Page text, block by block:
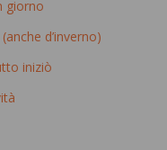
giorno
d’inverno)
iniziò